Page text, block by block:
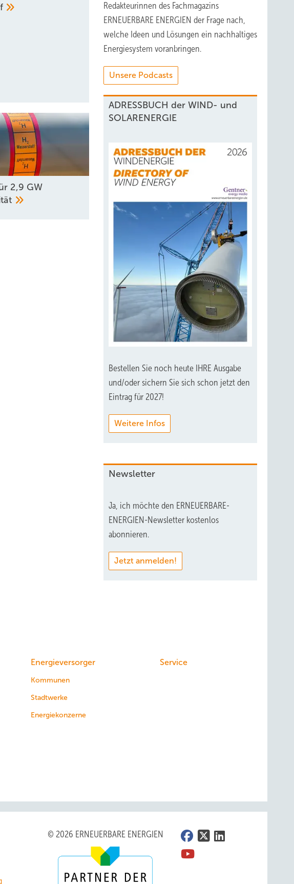
2,9 GW
Redakteurinnen des Fachmagazins
ERNEUERBARE ENERGIEN der Frage nach,
welche Ideen und Lösungen ein nachhaltiges
Energiesystem voranbringen.
Unsere Podcasts
ADRESSBUCH der WIND- und
SOLARENERGIE
Bestellen Sie noch heute IHRE Ausgabe
und/oder sichern Sie sich schon jetzt den
Eintrag für 2027!
Weitere Infos
Newsletter
Ja, ich möchte den ERNEUERBARE-
ENERGIEN-Newsletter kostenlos
abonnieren.
Jetzt anmelden!
Energieversorger
Kommunen
Stadtwerke
Energiekonzerne
Service
© 2026 ERNEUERBARE ENERGIEN